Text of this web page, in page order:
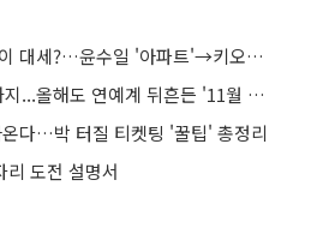
요즘 가요계선 '역주행'이 대세?…윤수일 '아파트'→키오프 '이글루'까지
이혼에 안타까운 사망까지...올해도 연예계 뒤흔든 '11월 괴담'
다…박 터질 티켓팅 '꿀팁' 총정리
리 도전 설명서